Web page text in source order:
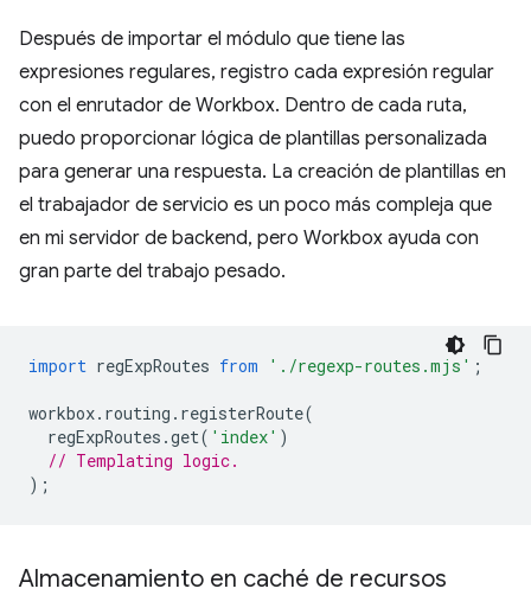
Después de importar el módulo que tiene las
expresiones regulares, registro cada expresión regular
con el enrutador de Workbox. Dentro de cada ruta,
puedo proporcionar lógica de plantillas personalizada
para generar una respuesta. La creación de plantillas en
el trabajador de servicio es un poco más compleja que
en mi servidor de backend, pero Workbox ayuda con
gran parte del trabajo pesado.
import regExpRoutes from './regexp-routes.mjs' ;
workbox. routing . registerRoute(
regExpRoutes .get( 'index' )
// Templating logic.
);
Almacenamiento en caché de recursos